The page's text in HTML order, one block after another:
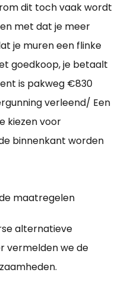
dit toch vaak wordt
met dat je meer
je muren een flinke
goedkoop, je betaalt
is pakweg €830
verleend/ Een
kiezen voor
binnenkant worden
maatregelen
alternatieve
vermelden we de